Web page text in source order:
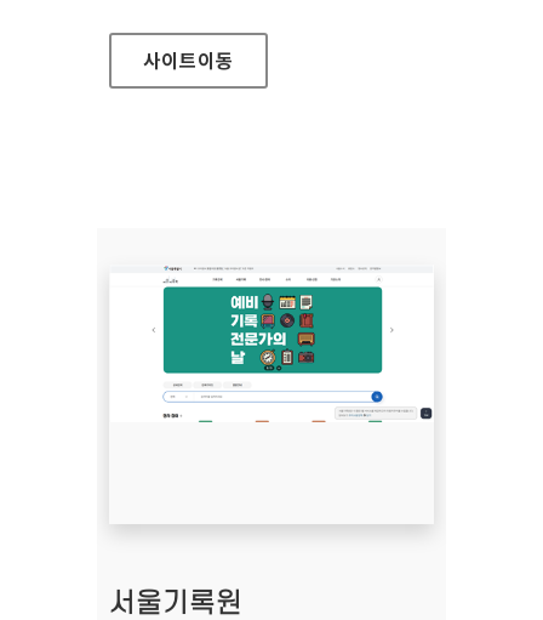
사이트이동
서울기록원